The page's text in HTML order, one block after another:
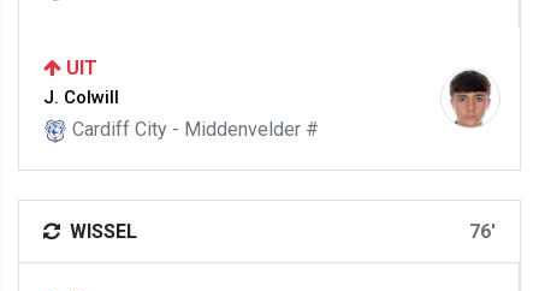
UIT
J. Colwill
Cardiff City - Middenvelder #
WISSEL 76'